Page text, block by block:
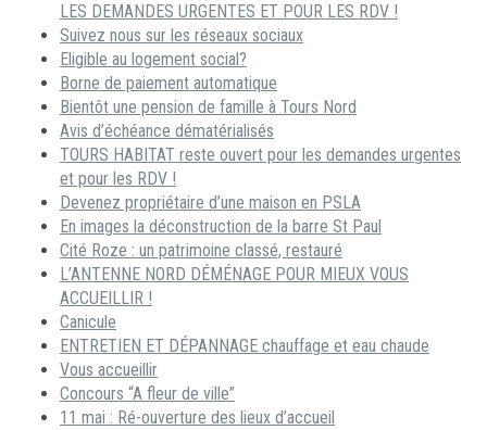
LES DEMANDES URGENTES ET POUR LES RDV !
Suivez nous sur les réseaux sociaux
Eligible au logement social?
Borne de paiement automatique
Bientôt une pension de famille à Tours Nord
Avis d’échéance dématérialisés
TOURS HABITAT reste ouvert pour les demandes urgentes
et pour les RDV !
Devenez propriétaire d’une maison en PSLA
En images la déconstruction de la barre St Paul
Cité Roze : un patrimoine classé, restauré
L’ANTENNE NORD DÉMÉNAGE POUR MIEUX VOUS
ACCUEILLIR !
Canicule
ENTRETIEN ET DÉPANNAGE chauffage et eau chaude
Vous accueillir
Concours “A fleur de ville”
11 mai : Ré-ouverture des lieux d’accueil